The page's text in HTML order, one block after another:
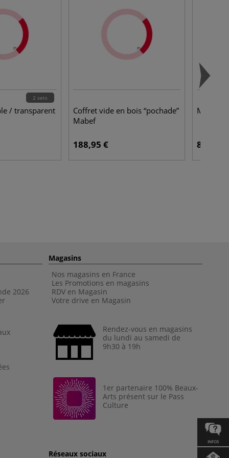
INFOS
2 sets
/ transparent
Coffret vide en bois “pochade”
Mabef
188,95 €
Mines
8,45 €
2026
Magasins
Nos magasins en France
Les Promotions en magasins
RDV en Magasin
Votre drive en Magasin
Rendez-vous en magasins
du lundi au samedi de
9h30 à 19h
1er partenaire 100% Beaux-
Arts présent sur le Pass
Culture
Réseaux sociaux